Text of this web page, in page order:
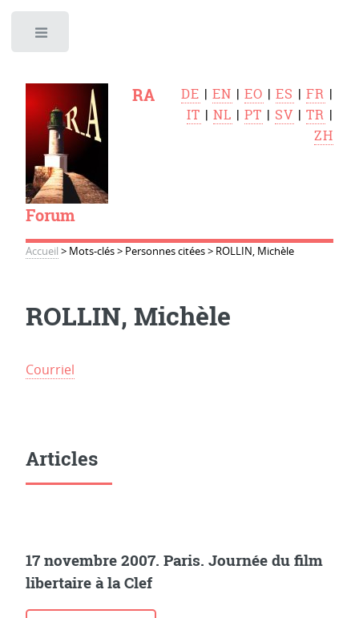
RA
Forum
DE |EN |EO |ES |FR |
IT |NL |PT | SV |TR |
ZH
Accueil > Mots-clés> Personnes citées> ROLLIN, Michèle
ROLLIN, Michèle
Courriel
Articles
17 novembre 2007. Paris. Journée du film
libertaire à la Clef